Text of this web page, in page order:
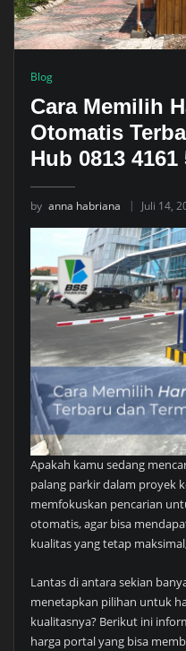
Blog
Cara Memilih
Otomatis
Hub 0813 4161
by anna habriana Juli 14,
Apakah kamu sedang
palang parkir dalam proyek
memfokuskan pencarian
otomatis, agar bisa
kualitas yang tetap
Lantas di antara sekian
menetapkan pilihan untuk
kualitasnya? Berikut ini
harga portal yang bisa